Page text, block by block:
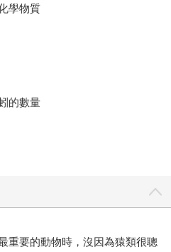
學物質
的數量
要的動物時，沒因為猿類很聰